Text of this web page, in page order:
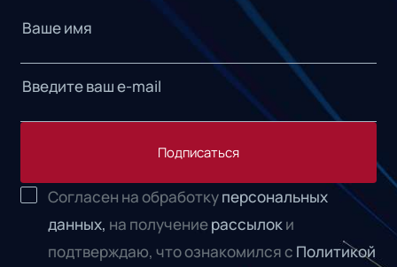
Подписаться
Согласен на обработкуперсональных
данных, на получениерассылоки
подтверждаю, что ознакомился с Политикой